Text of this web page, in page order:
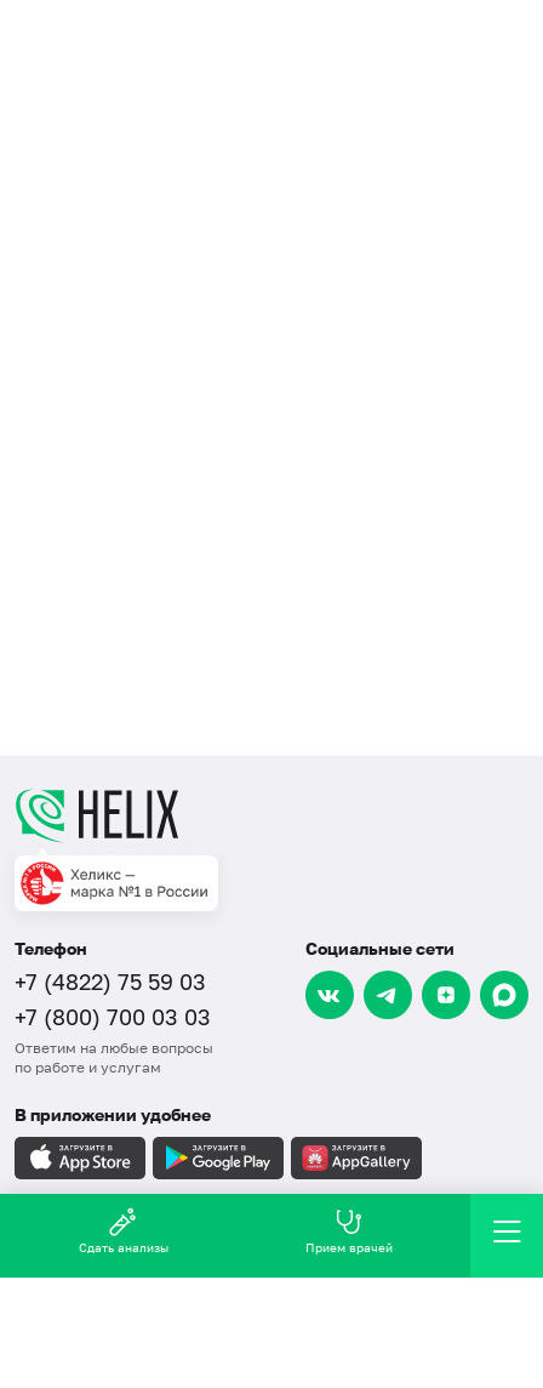
Телефон
+7 (4822) 75 59 03
+7 (800) 700 03 03
Ответим на любые вопросы
по работе и услугам
Социальные сети
В приложении удобнее
Карта сайта
СОУТ
Сдать анализы Прием врачей